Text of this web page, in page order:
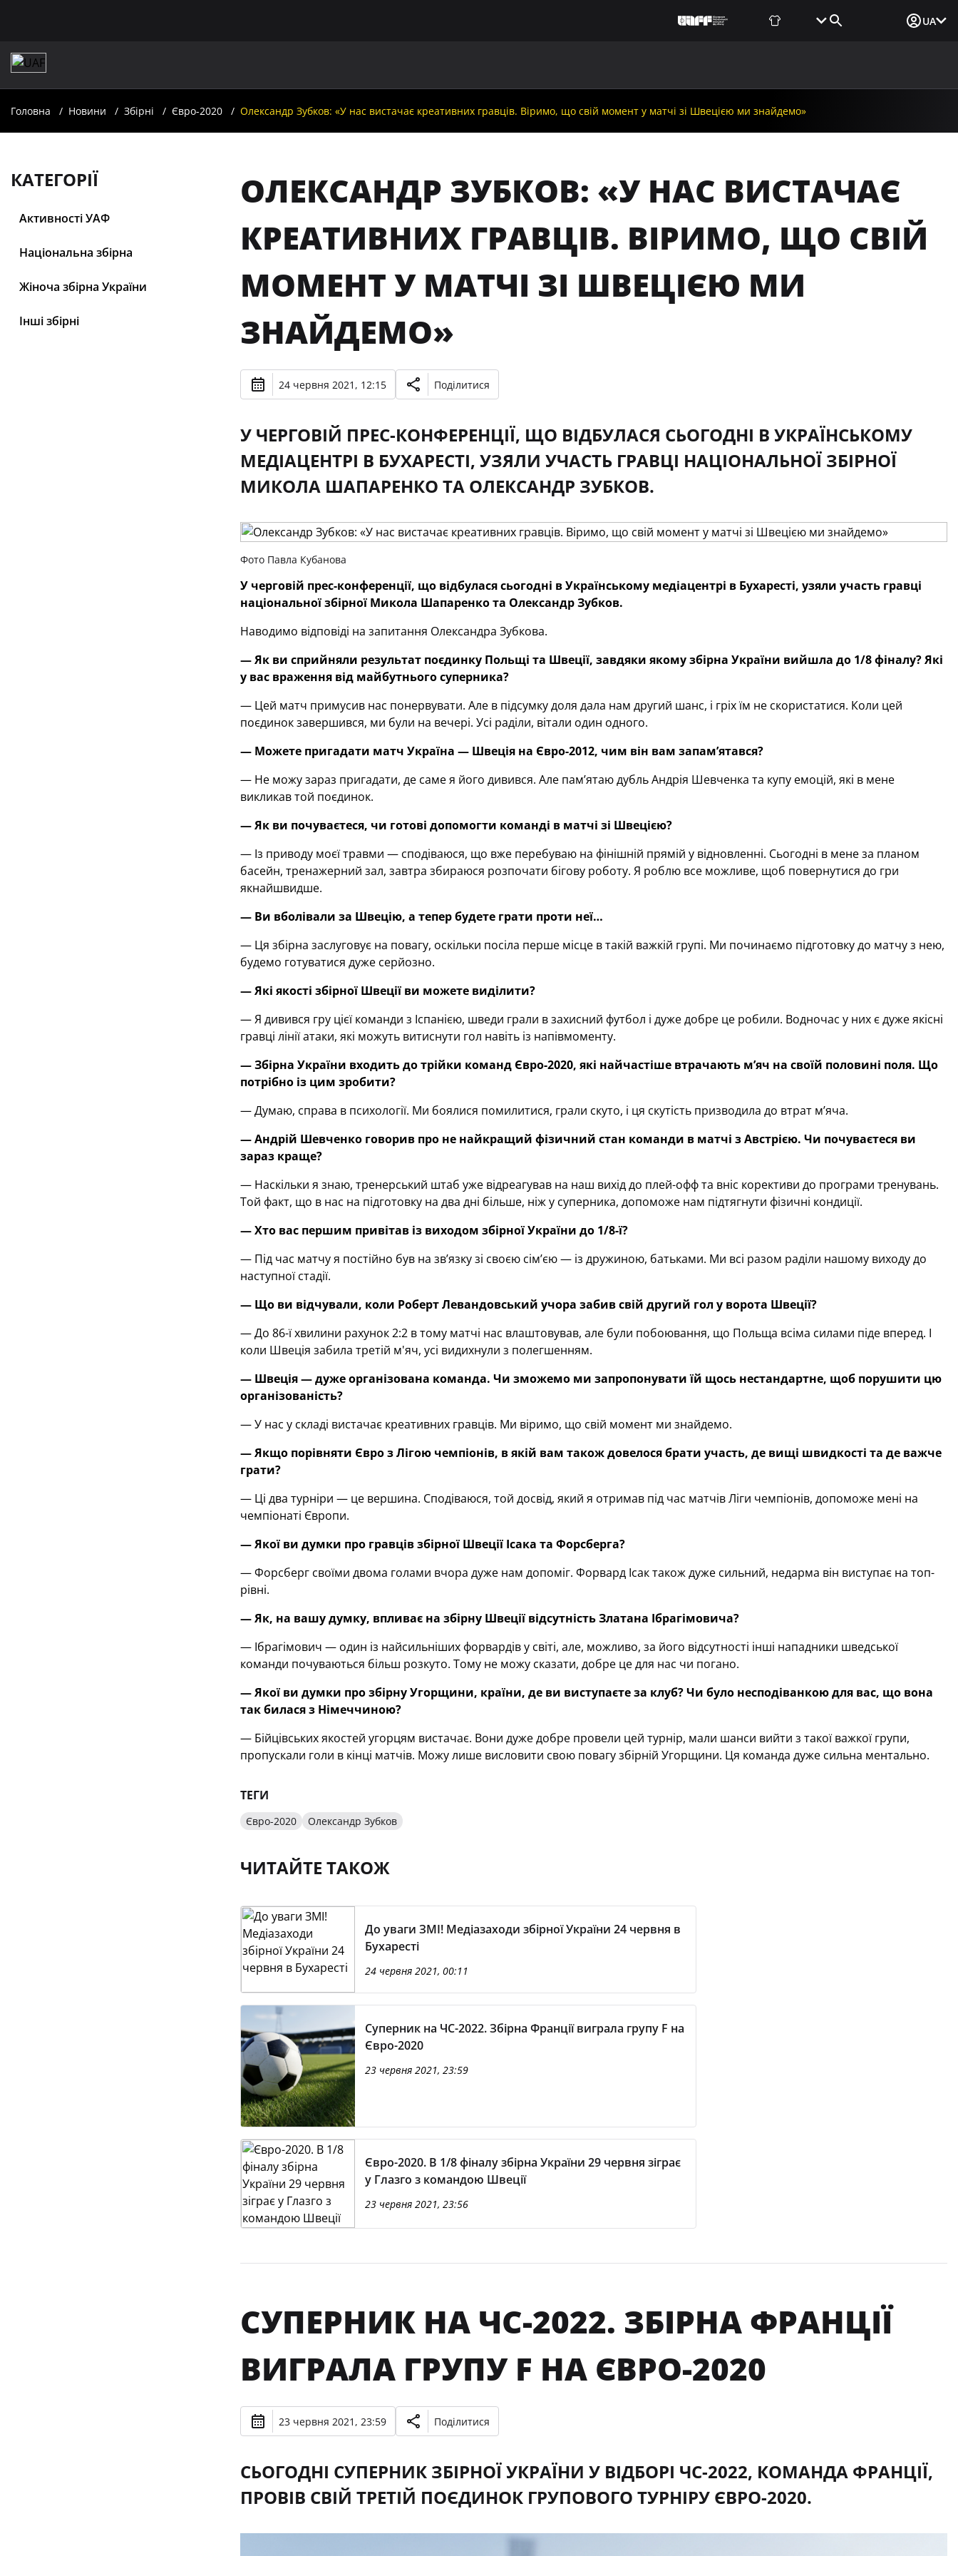
UA
Головна Новини Збірні Євро-2020 Олександр Зубков: «У нас вистачає креативних гравців. Віримо, що свій момент у матчі зі Швецією ми знайдемо»
КАТЕГОРІЇ
Активності УАФ
Національна збірна
Жіноча збірна України
Інші збірні
ОЛЕКСАНДР ЗУБКОВ: «У НАС ВИСТАЧАЄ
КРЕАТИВНИХ ГРАВЦІВ. ВІРИМО, ЩО СВІЙ
МОМЕНТ У МАТЧІ ЗІ ШВЕЦІЄЮ МИ
ЗНАЙДЕМО»
24 червня 2021, 12:15 Поділитися
У ЧЕРГОВІЙ ПРЕС-КОНФЕРЕНЦІЇ, ЩО ВІДБУЛАСЯ СЬОГОДНІ В УКРАЇНСЬКОМУ
МЕДІАЦЕНТРІ В БУХАРЕСТІ, УЗЯЛИ УЧАСТЬ ГРАВЦІ НАЦІОНАЛЬНОЇ ЗБІРНОЇ
МИКОЛА ШАПАРЕНКО ТА ОЛЕКСАНДР ЗУБКОВ.
Фото Павла Кубанова
У черговій прес-конференції, що відбулася сьогодні в Українському медіацентрі в Бухаресті, узяли участь гравці
національної збірної Микола Шапаренко та Олександр Зубков.
Наводимо відповіді на запитання Олександра Зубкова.
— Як ви сприйняли результат поєдинку Польщі та Швеції, завдяки якому збірна України вийшла до 1/8 фіналу? Які
у вас враження від майбутнього суперника?
— Цей матч примусив нас понервувати. Але в підсумку доля дала нам другий шанс, і гріх їм не скористатися. Коли цей
поєдинок завершився, ми були на вечері. Усі раділи, вітали один одного.
— Можете пригадати матч Україна — Швеція на Євро-2012, чим він вам запам’ятався?
— Не можу зараз пригадати, де саме я його дивився. Але пам’ятаю дубль Андрія Шевченка та купу емоцій, які в мене
викликав той поєдинок.
— Як ви почуваєтеся, чи готові допомогти команді в матчі зі Швецією?
— Із приводу моєї травми — сподіваюся, що вже перебуваю на фінішній прямій у відновленні. Сьогодні в мене за планом
басейн, тренажерний зал, завтра збираюся розпочати бігову роботу. Я роблю все можливе, щоб повернутися до гри
якнайшвидше.
— Ви вболівали за Швецію, а тепер будете грати проти неї…
— Ця збірна заслуговує на повагу, оскільки посіла перше місце в такій важкій групі. Ми починаємо підготовку до матчу з нею,
будемо готуватися дуже серйозно.
— Які якості збірної Швеції ви можете виділити?
— Я дивився гру цієї команди з Іспанією, шведи грали в захисний футбол і дуже добре це робили. Водночас у них є дуже якісні
гравці лінії атаки, які можуть витиснути гол навіть із напівмоменту.
— Збірна України входить до трійки команд Євро-2020, які найчастіше втрачають м’яч на своїй половині поля. Що
потрібно із цим зробити?
— Думаю, справа в психології. Ми боялися помилитися, грали скуто, і ця скутість призводила до втрат м’яча.
— Андрій Шевченко говорив про не найкращий фізичний стан команди в матчі з Австрією. Чи почуваєтеся ви
зараз краще?
— Наскільки я знаю, тренерський штаб уже відреагував на наш вихід до плей-офф та вніс корективи до програми тренувань.
Той факт, що в нас на підготовку на два дні більше, ніж у суперника, допоможе нам підтягнути фізичні кондиції.
— Хто вас першим привітав із виходом збірної України до 1/8-ї?
— Під час матчу я постійно був на зв’язку зі своєю сім’єю — із дружиною, батьками. Ми всі разом раділи нашому виходу до
наступної стадії.
— Що ви відчували, коли Роберт Левандовський учора забив свій другий гол у ворота Швеції?
— До 86-ї хвилини рахунок 2:2 в тому матчі нас влаштовував, але були побоювання, що Польща всіма силами піде вперед. І
коли Швеція забила третій м'яч, усі видихнули з полегшенням.
— Швеція — дуже організована команда. Чи зможемо ми запропонувати їй щось нестандартне, щоб порушити цю
організованість?
— У нас у складі вистачає креативних гравців. Ми віримо, що свій момент ми знайдемо.
— Якщо порівняти Євро з Лігою чемпіонів, в якій вам також довелося брати участь, де вищі швидкості та де важче
грати?
— Ці два турніри — це вершина. Сподіваюся, той досвід, який я отримав під час матчів Ліги чемпіонів, допоможе мені на
чемпіонаті Європи.
— Якої ви думки про гравців збірної Швеції Ісака та Форсберга?
— Форсберг своїми двома голами вчора дуже нам допоміг. Форвард Ісак також дуже сильний, недарма він виступає на топ-
рівні.
— Як, на вашу думку, впливає на збірну Швеції відсутність Златана Ібрагімовича?
— Ібрагімович — один із найсильніших форвардів у світі, але, можливо, за його відсутності інші нападники шведської
команди почуваються більш розкуто. Тому не можу сказати, добре це для нас чи погано.
— Якої ви думки про збірну Угорщини, країни, де ви виступаєте за клуб? Чи було несподіванкою для вас, що вона
так билася з Німеччиною?
— Бійцівських якостей угорцям вистачає. Вони дуже добре провели цей турнір, мали шанси вийти з такої важкої групи,
пропускали голи в кінці матчів. Можу лише висловити свою повагу збірній Угорщини. Ця команда дуже сильна ментально.
ТЕГИ
Євро-2020 Олександр Зубков
ЧИТАЙТЕ ТАКОЖ
До уваги ЗМІ! Медіазаходи збірної України 24 червня в
Бухаресті
24 червня 2021, 00:11
Суперник на ЧС-2022. Збірна Франції виграла групу F на
Євро-2020
23 червня 2021, 23:59
Євро-2020. В 1/8 фіналу збірна України 29 червня зіграє
у Глазго з командою Швеції
23 червня 2021, 23:56
СУПЕРНИК НА ЧС-2022. ЗБІРНА ФРАНЦІЇ
ВИГРАЛА ГРУПУ F НА ЄВРО-2020
23 червня 2021, 23:59 Поділитися
СЬОГОДНІ СУПЕРНИК ЗБІРНОЇ УКРАЇНИ У ВІДБОРІ ЧС-2022, КОМАНДА ФРАНЦІЇ,
ПРОВІВ СВІЙ ТРЕТІЙ ПОЄДИНОК ГРУПОВОГО ТУРНІРУ ЄВРО-2020.